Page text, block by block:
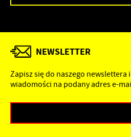
NEWSLETTER
Zapisz się do naszego
wiadomości na podany adres e-